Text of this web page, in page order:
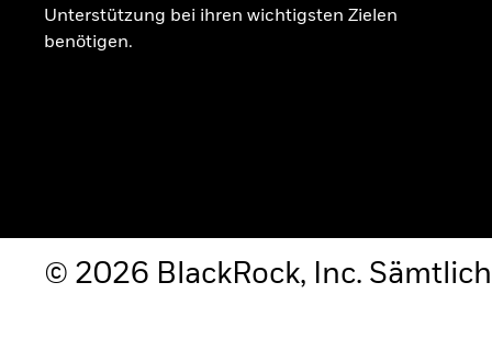
Unterstützung bei ihren wichtigsten Zielen
benötigen.
© 2026 BlackRock, Inc.